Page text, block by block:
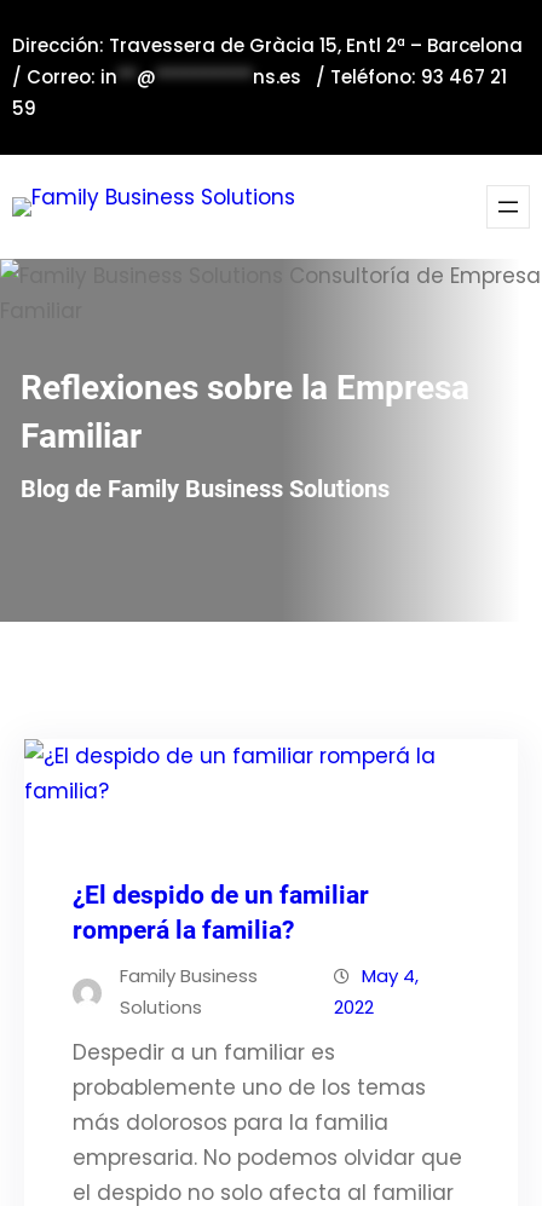
al
contenido
Dirección: Travessera de Gràcia 15, Entl 2ª – Barcelona
/ Correo: in**@**********ns.es / Teléfono: 93 467 21
59
Reflexiones sobre la Empresa
Familiar
Blog de Family Business Solutions
¿El despido de un familiar
romperá la familia?
Family Business
Solutions
May 4,
2022
Despedir a un familiar es
probablemente uno de los temas
más dolorosos para la familia
empresaria. No podemos olvidar que
el despido no solo afecta al familiar